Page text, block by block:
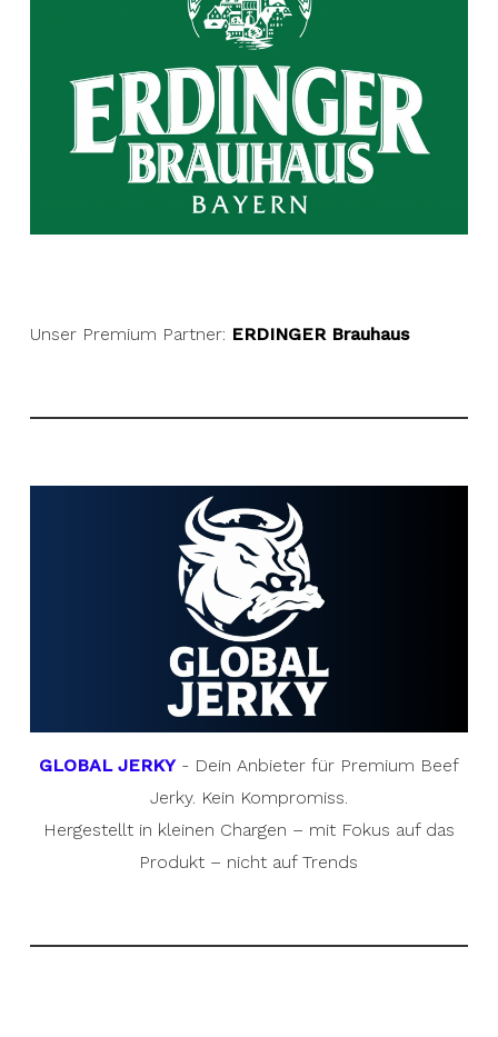
Unser Premium Partner: ERDINGER Brauhaus
GLOBAL JERKY- Dein Anbieter für Premium Beef
Jerky. Kein Kompromiss.
Hergestellt in kleinen Chargen – mit Fokus auf das
Produkt – nicht auf Trends